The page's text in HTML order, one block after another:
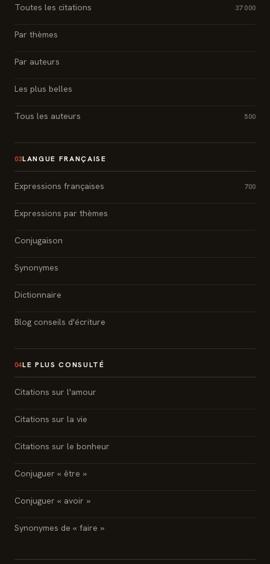
Toutes les citations 37 000
Par thèmes
Par auteurs
Les plus belles
Tous les auteurs 500
03LANGUE FRANÇAISE
Expressions françaises 700
Expressions par thèmes
Conjugaison
Synonymes
Dictionnaire
Blog conseils d'écriture
04LE PLUS CONSULTÉ
Citations sur l'amour
Citations sur la vie
Citations sur le bonheur
Conjuguer « être »
Conjuguer « avoir »
Synonymes de « faire »